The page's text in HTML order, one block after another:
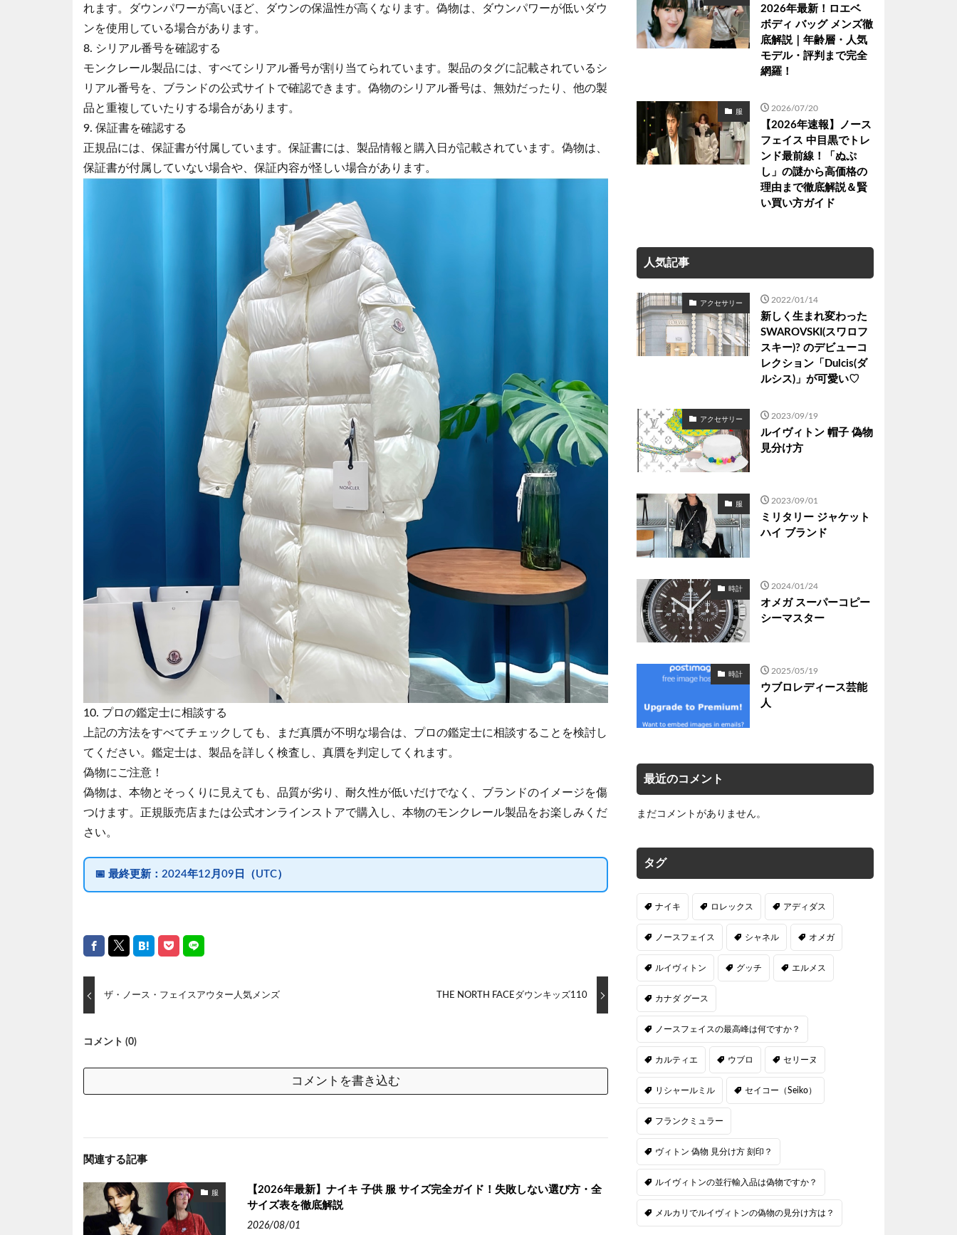
れます。ダウンパワーが高いほど、ダウンの保温性が高くなります。偽物は、ダウンパワーが低いダウ
ンを使用している場合があります。
8. シリアル番号を確認する
モンクレール製品には、すべてシリアル番号が割り当てられています。製品のタグに記載されているシ
リアル番号を、ブランドの公式サイトで確認できます。偽物のシリアル番号は、無効だったり、他の製
品と重複していたりする場合があります。
9. 保証書を確認する
正規品には、保証書が付属しています。保証書には、製品情報と購入日が記載されています。偽物は、
保証書が付属していない場合や、保証内容が怪しい場合があります。
10. プロの鑑定士に相談する
上記の方法をすべてチェックしても、まだ真贋が不明な場合は、プロの鑑定士に相談することを検討し
てください。鑑定士は、製品を詳しく検査し、真贋を判定してくれます。
偽物にご注意！
偽物は、本物とそっくりに見えても、品質が劣り、耐久性が低いだけでなく、ブランドのイメージを傷
つけます。正規販売店または公式オンラインストアで購入し、本物のモンクレール製品をお楽しみくだ
さい。
📅 最終更新： 2024年12月09日（UTC）
ザ・ノース・フェイスアウター人気メンズ THE NORTH FACEダウンキッズ110
コメント (0)
コメントを書き込む
関連する記事
服
【2026年最新】ナイキ 子供 服 サイズ完全ガイド！失敗しない選び方・全
サイズ表を徹底解説
2026/08/01
2026年最新！ロエベ
ボディ バッグ メンズ徹
底解説｜年齢層・人気
モデル・評判まで完全
網羅！
服 2026/07/20
【2026年速報】ノース
フェイス 中目黒でトレ
ンド最前線！「ぬぷ
し」の謎から高価格の
理由まで徹底解説＆賢
い買い方ガイド
人気記事
アクセサリー 2022/01/14
新しく生まれ変わった
SWAROVSKI(スワロフ
スキー)? のデビューコ
レクション「Dulcis(ダ
ルシス)」が可愛い♡
アクセサリー 2023/09/19
ルイヴィトン 帽子 偽物
見分け方
服 2023/09/01
ミリタリー ジャケット
ハイ ブランド
時計 2024/01/24
オメガ スーパーコピー
シーマスター
時計 2025/05/19
ウブロレディース芸能
人
最近のコメント
まだコメントがありません。
タグ
ナイキ ロレックス アディダス
ノースフェイス シャネル オメガ
ルイヴィトン グッチ エルメス
カナダ グース
ノースフェイスの最高峰は何ですか？
カルティエ ウブロ セリーヌ
リシャールミル セイコー（Seiko）
フランクミュラー
ヴィトン 偽物 見分け方 刻印？
ルイヴィトンの並行輸入品は偽物ですか？
メルカリでルイヴィトンの偽物の見分け方は？